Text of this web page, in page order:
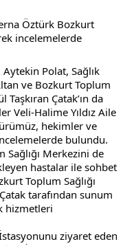
Öztürk Bozkurt
incelemelerde
Aytekin Polat, Sağlık
ve Bozkurt Toplum
Taşkıran Çatak’ın da
Veli-Halime Yıldız Aile
hekimler ve
bulundu.
Sağlığı Merkezini de
hastalar ile sohbet
Toplum Sağlığı
tarafından sunum
hizmetleri
ziyaret eden